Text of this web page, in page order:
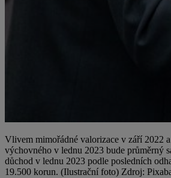
Vlivem mimořádné valorizace v září 2022
výchovného v lednu 2023 bude průměrný
důchod v lednu 2023 podle posledních
19.500 korun. (Ilustrační foto) Zdroj: